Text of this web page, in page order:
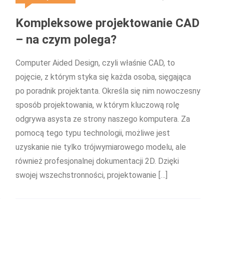
Kompleksowe projektowanie CAD
– na czym polega?
Computer Aided Design, czyli właśnie CAD, to
pojęcie, z którym styka się każda osoba, sięgająca
po poradnik projektanta. Określa się nim nowoczesny
sposób projektowania, w którym kluczową rolę
odgrywa asysta ze strony naszego komputera. Za
pomocą tego typu technologii, możliwe jest
uzyskanie nie tylko trójwymiarowego modelu, ale
również profesjonalnej dokumentacji 2D. Dzięki
swojej wszechstronności, projektowanie […]